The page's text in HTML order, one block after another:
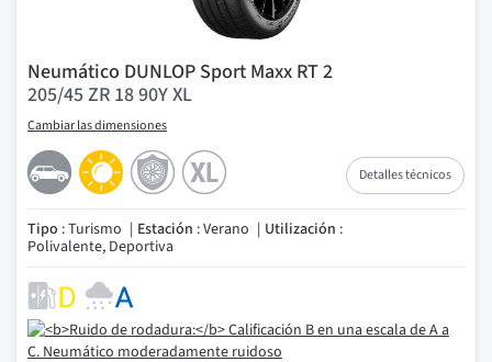
Neumático DUNLOP Sport Maxx RT 2
205/45 ZR 18 90Y XL
Cambiar las dimensiones
Detalles técnicos
Tipo : Turismo Estación : Verano Utilización :
Polivalente, Deportiva